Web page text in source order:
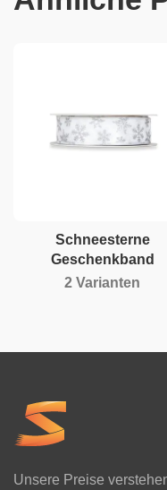
Schneesterne
Geschenkband
2 Varianten
Unsere Preise